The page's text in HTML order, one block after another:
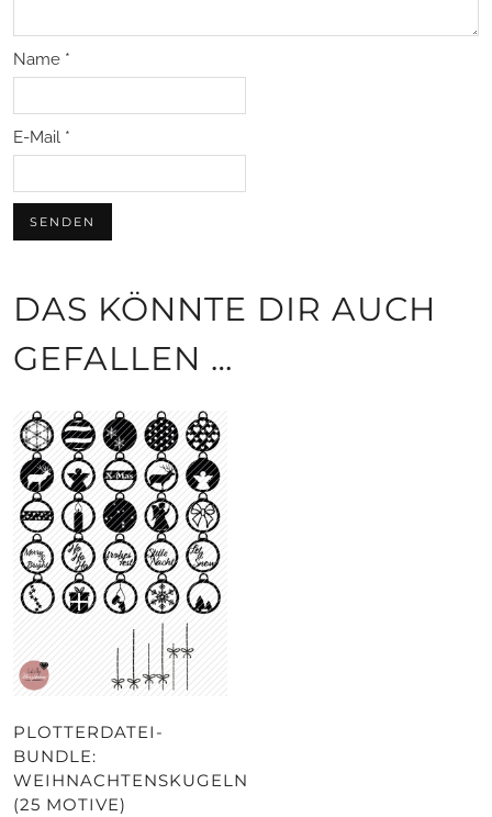
Name *
E-Mail *
DAS KÖNNTE DIR AUCH
GEFALLEN …
PLOTTERDATEI-
BUNDLE:
WEIHNACHTENSKUGELN
(25 MOTIVE)